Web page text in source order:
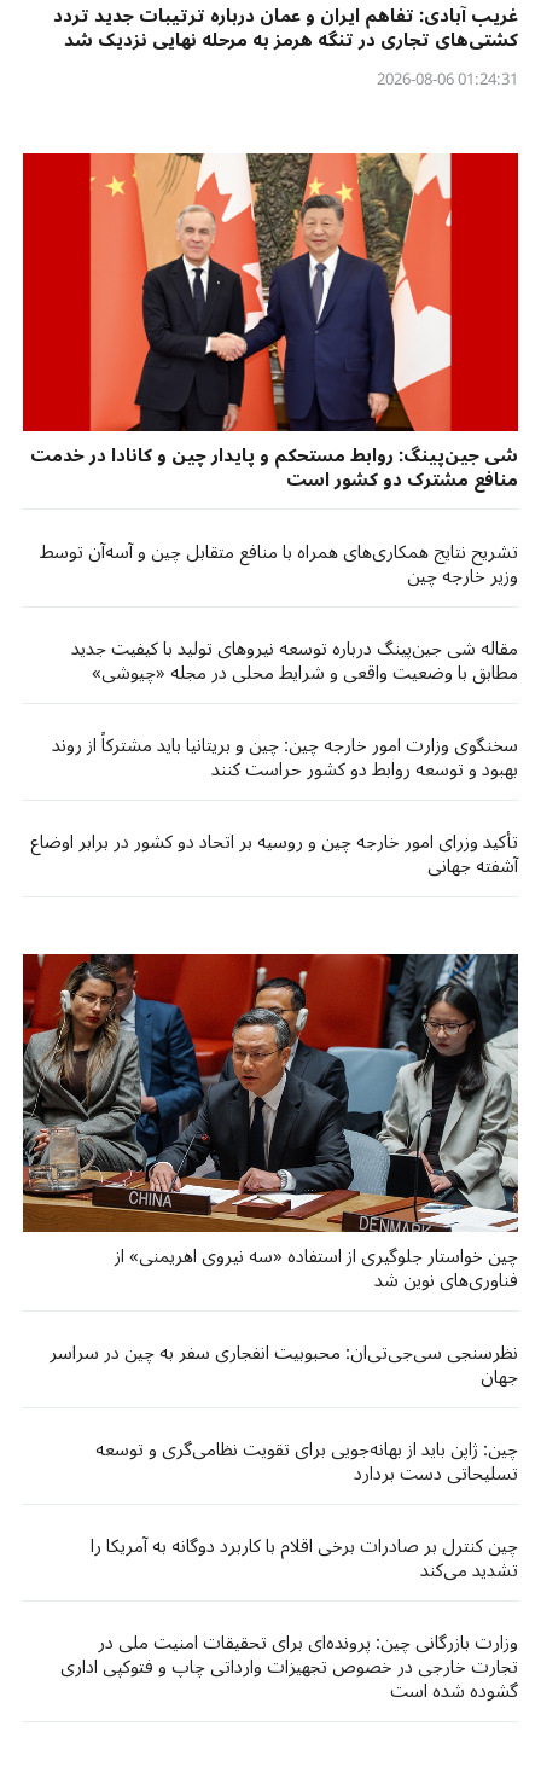
غریب آبادی: تفاهم ایران و عمان درباره ترتیبات جدید تردد
کشتی‌های تجاری در تنگه هرمز به مرحله نهایی نزدیک شد
01:24:31 2026-08-06
شی جین‌پینگ: روابط مستحکم و پایدار چین و کانادا در خدمت
منافع مشترک دو کشور است
تشریح نتایج همکاری‌های همراه با منافع متقابل چین و آسه‌آن توسط
وزیر خارجه چین
مقاله شی جین‌پینگ درباره توسعه نیروهای تولید با کیفیت جدید
مطابق با وضعیت واقعی و شرایط محلی در مجله «چیوشی»
سخنگوی وزارت امور خارجه چین: چین و بریتانیا باید مشترکاً از روند
بهبود و توسعه روابط دو کشور حراست کنند
تأکید وزرای امور خارجه چین و روسیه بر اتحاد دو کشور در برابر اوضاع
آشفته جهانی
چین خواستار جلوگیری از استفاده «سه نیروی اهریمنی» از
فناوری‌های نوین شد
نظرسنجی سی‌جی‌تی‌ان: محبوبیت انفجاری سفر به چین در سراسر
جهان
چین: ژاپن باید از بهانه‌جویی برای تقویت نظامی‌گری و توسعه
تسلیحاتی دست بردارد
چین کنترل بر صادرات برخی اقلام با کاربرد دوگانه به آمریکا را
تشدید می‌کند
وزارت بازرگانی چین: پرونده‌ای برای تحقیقات امنیت ملی در
تجارت خارجی در خصوص تجهیزات وارداتی چاپ و فتوکپی اداری
گشوده شده است